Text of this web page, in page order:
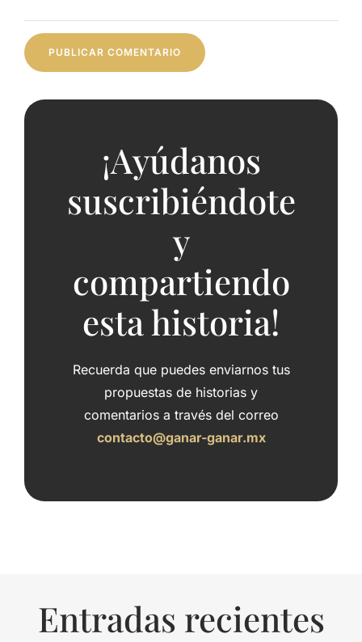
¡Ayúdanos
suscribiéndote
y
compartiendo
esta historia!
Recuerda que puedes enviarnos tus
propuestas de historias y
comentarios a través del correo
contacto@ganar-ganar.mx
Entradas recientes